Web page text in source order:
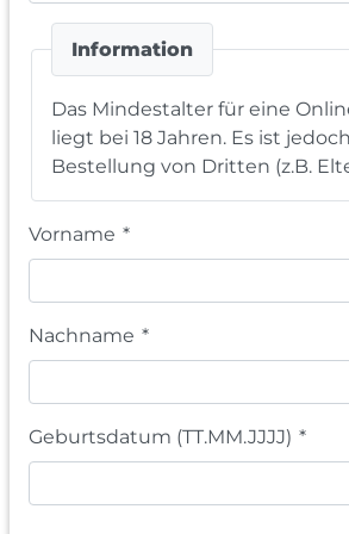
Information
Das Mindestalter für eine
liegt bei 18 Jahren. Es ist
Bestellung von Dritten (z.B.
Vorname *
Nachname *
Geburtsdatum (TT.MM.JJJJ) *